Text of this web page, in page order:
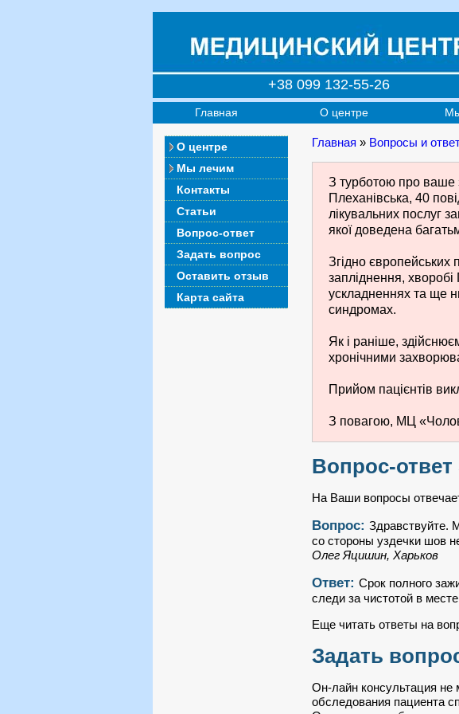
+38 099 132-55-26
Главная О центре
О центре
Мы лечим
Контакты
Статьи
Вопрос-ответ
Задать вопрос
Оставить отзыв
Карта сайта
Главная » Вопросы и
З турботою про ваше
Плеханівська, 40
лікувальних послуг
якої доведена
Згідно
запліднення, хворобі
ускладненнях та ще
синдромах.
Як і раніше,
хронічними
Прийом пацієнтів
З повагою, МЦ
Вопрос-ответ
На Ваши вопросы
Вопрос: Здравствуйте.
со стороны уздечки шов
Олег Яцишин, Харьков
Ответ: Срок полного
следи за чистотой в
Еще читать ответы на
Задать
Он-лайн консультация не
обследования пациента